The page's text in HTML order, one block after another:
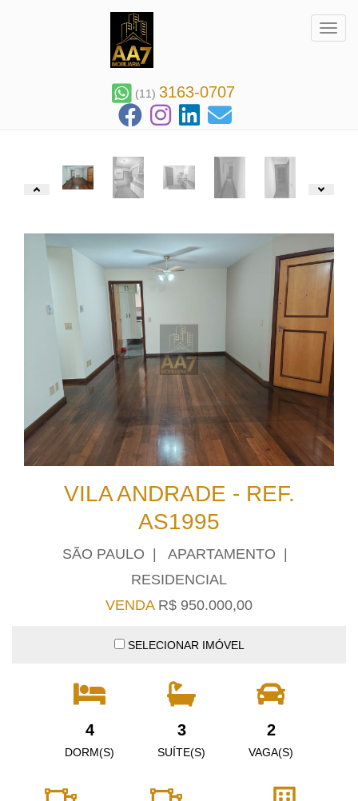
(11) 3163-0707
VILA ANDRADE - REF.
AS1995
SÃO PAULO | APARTAMENTO |
RESIDENCIAL
VENDAR$ 950.000,00
SELECIONAR IMÓVEL
4
DORM(S)
3
SUÍTE(S)
2
VAGA(S)